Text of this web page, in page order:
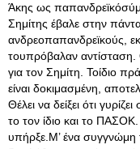
Άκης ως
Σημίτης έβαλε στην
ανδρεοπαπανδρεϊκούς,
τουπρόβαλαν αντίσταση.
για τον Σημίτη. Τοίδιο
είναι δοκιμασμένη,
Θέλει να δείξει ότι
το τον ίδιο και το
υπήρξε.Μ’ ένα συγγνώμη